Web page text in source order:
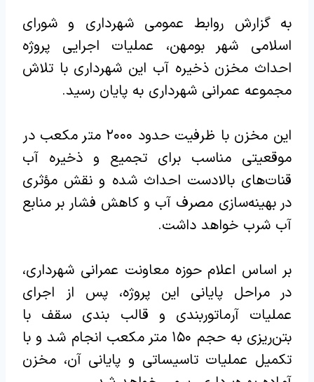
به گزارش روابط عمومی شهرداری و شورای
اسلامی شهر بومهن، عملیات اجرایی پروژه
احداث مخزن ذخیره آب این شهرداری با تلاش
مجموعه عمرانی شهرداری به پایان رسید.
این مخزن با ظرفیت حدود ۲۰۰۰ متر مکعب در
موقعیتی مناسب برای تجمیع و ذخیره آب
قنات‌های بالادست احداث شده و نقش مؤثری
در بهینه‌سازی مصرف آب و کاهش فشار بر منابع
آب شرب خواهد داشت.
بر اساس اعلام حوزه معاونت عمرانی شهرداری،
در مراحل پایانی این پروژه، پس از اجرای
عملیات آرماتوربندی و قالب بندی سقف با
بتن‌ریزی به حجم ۱۵۰ متر مکعب انجام شد و با
تکمیل عملیات تاسیساتی و پایانی آن، مخزن